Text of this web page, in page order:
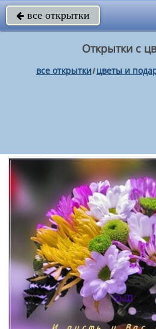
 все открытки
Открытки с
все открытки/цветы и